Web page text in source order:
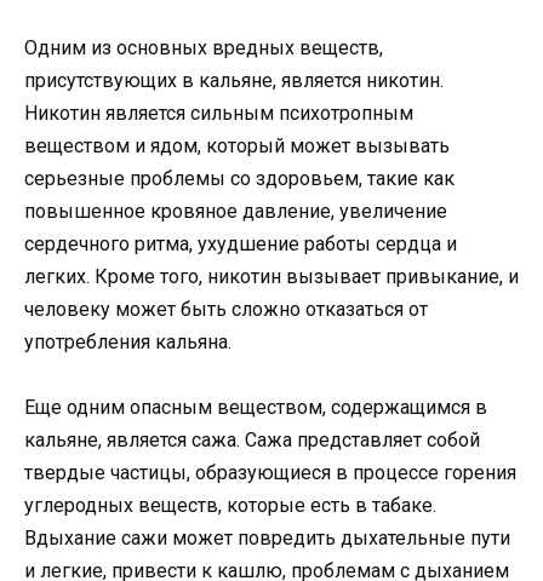
Одним из основных вредных веществ,
присутствующих в кальяне, является никотин.
Никотин является сильным психотропным
веществом и ядом, который может вызывать
серьезные проблемы со здоровьем, такие как
повышенное кровяное давление, увеличение
сердечного ритма, ухудшение работы сердца и
легких. Кроме того, никотин вызывает привыкание, и
человеку может быть сложно отказаться от
употребления кальяна.
Еще одним опасным веществом, содержащимся в
кальяне, является сажа. Сажа представляет собой
твердые частицы, образующиеся в процессе горения
углеродных веществ, которые есть в табаке.
Вдыхание сажи может повредить дыхательные пути
и легкие, привести к кашлю, проблемам с дыханием